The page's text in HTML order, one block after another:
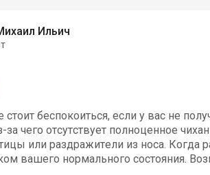
Ильич
стоит беспокоиться, если у вас не
за чего отсутствует полноценное
или раздражители из носа. Когда
вашего нормального состояния.